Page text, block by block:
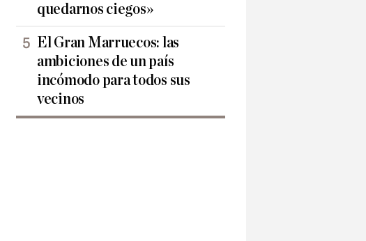
quedarnos ciegos»
El Gran Marruecos: las
ambiciones de un país
incómodo para todos sus
vecinos